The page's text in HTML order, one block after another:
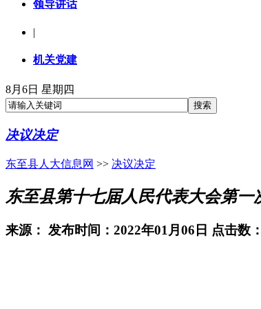
领导讲话
|
机关党建
8月6日 星期四
决议决定
东至县人大信息网 >> 决议决定
东至县第十七届人民代表大会第一
来源： 发布时间：2022年01月06日 点击数：